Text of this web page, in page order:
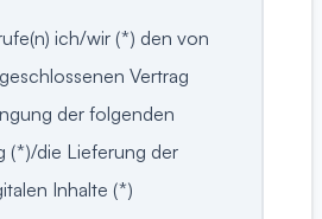
ich/wir (*) den von
Vertrag
der folgenden
(*)/die Lieferung der
Inhalte (*)